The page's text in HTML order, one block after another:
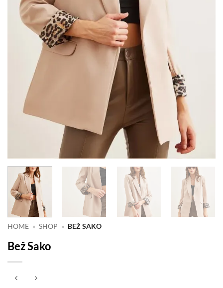
HOME » SHOP » BEŽ SAKO
Bež Sako